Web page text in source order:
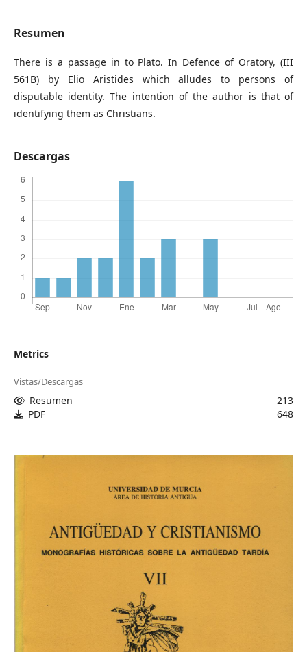
Resumen
There is a passage in to Plato. In Defence of Oratory, (III
561B) by Elio Aristides which alludes to persons of
disputable identity. The intention of the author is that of
identifying them as Christians.
Descargas
Metrics
Vistas/Descargas
Resumen
213
PDF
648